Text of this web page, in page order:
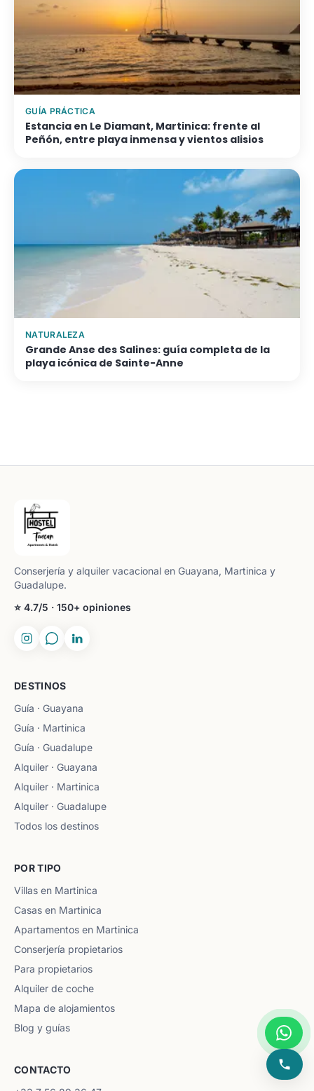
GUÍA PRÁCTICA
Estancia en Le Diamant, Martinica: frente al
Peñón, entre playa inmensa y vientos alisios
NATURALEZA
Grande Anse des Salines: guía completa de la
playa icónica de Sainte-Anne
Conserjería y alquiler vacacional en Guayana, Martinica y
Guadalupe.
⭐ 4.7/5 · 150+ opiniones
DESTINOS
Guía · Guayana
Guía · Martinica
Guía · Guadalupe
Alquiler · Guayana
Alquiler · Martinica
Alquiler · Guadalupe
Todos los destinos
POR TIPO
Villas en Martinica
Casas en Martinica
Apartamentos en Martinica
Conserjería propietarios
Para propietarios
Alquiler de coche
Mapa de alojamientos
Blog y guías
CONTACTO